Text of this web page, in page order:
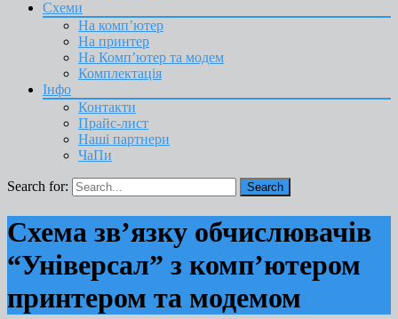
Схеми
На комп’ютер
На принтер
На Комп’ютер та модем
Комплектація
Інфо
Контакти
Прайс-лист
Наші партнери
ЧаПи
Search for:
Схема зв’язку обчислювачів
“Універсал” з комп’ютером
принтером та модемом